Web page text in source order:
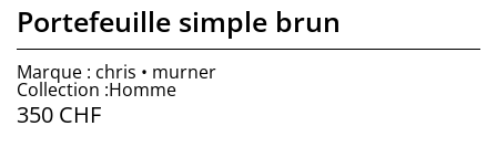
Portefeuille simple brun
Marque : chris • murner
Collection :Homme
350 CHF